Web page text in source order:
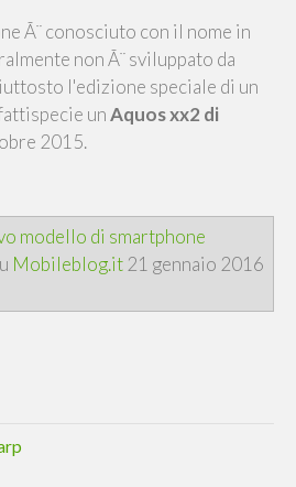
Ã¨ conosciuto con il nome in
non Ã¨ sviluppato da
l'edizione speciale di un
unAquos xx2 di
2015.
modello di smartphone
Mobileblog.it 21 gennaio 2016